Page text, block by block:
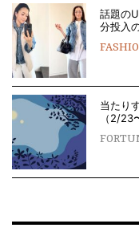
話題の
分投入
当たり
（2/23